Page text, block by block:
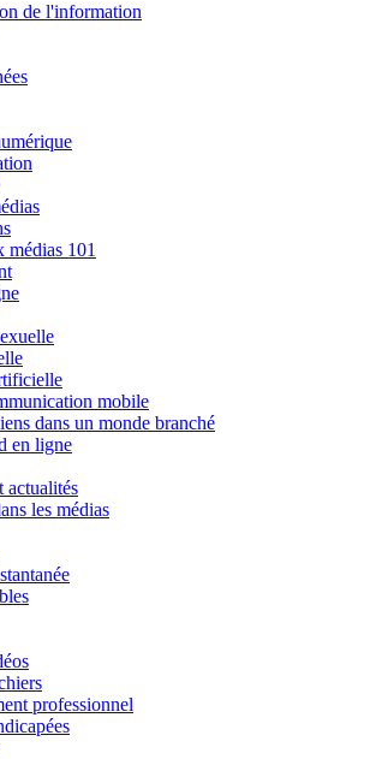
de l'information
médias 101
mobile
dans un monde branché
en ligne
actualités
les médias
professionnel